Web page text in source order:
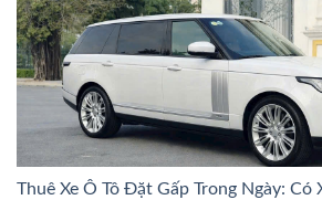
Thuê Xe Ô Tô Đặt Gấp Trong Ngày: Có